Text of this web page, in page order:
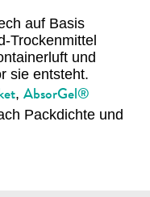
auf Basis
Trockenmittel
und
sie entsteht.
, AbsorGel®
Packdichte und